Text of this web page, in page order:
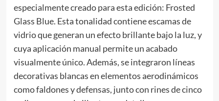
especialmente creado para esta edición: Frosted
Glass Blue. Esta tonalidad contiene escamas de
vidrio que generan un efecto brillante bajo la luz, y
cuya aplicación manual permite un acabado
visualmente único. Además, se integraron líneas
decorativas blancas en elementos aerodinámicos
como faldones y defensas, junto con rines de cinco